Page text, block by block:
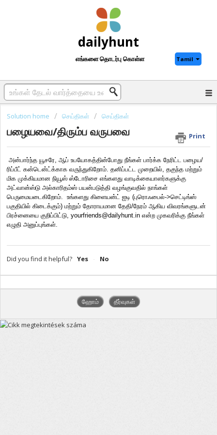
dailyhunt
எங்களை தொடர்பு கொள்ள Tamil
Solution home செய்திகள் செய்திகள்
பழையவை/திரும்ப வருபவை Print
அன்பார்ந்த யூசரே, ஆப் உபயோகத்தின்போது நீங்கள் பார்க்க நேரிட்ட பழைய/
ரிப்பீட் கன்டென்ட்க்காக வருந்துகிறோம். தனிப்பட்ட முறையில், தகுந்த மற்றும்
மிக முக்கியமான நியூஸ் ஸ்டோரிசை எங்களது வாடிக்கையாளர்களுக்கு
அட்வான்ஸ்டு அல்காரிதம்ஸ் பயன்படுத்தி வழங்குவதில் நாங்கள்
பெருமையடைகிறோம்.  உங்களது கிளையன்ட் ஐடி (புரொஃபைல்->செட்டிங்ஸ்
பகுதியில் கிடைக்கும்) மற்றும் தோராயமான தேதி/நேரம் ஆகிய விவரங்களுடன்
பிரச்னையை குறிப்பிட்டு, yourfriends@dailyhunt.in என்ற முகவரிக்கு நீங்கள்
எழுதி அனுப்புங்கள்.
Did you find it helpful? Yes No
ஹோம் தீர்வுகள்